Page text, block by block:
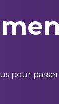
pour passer